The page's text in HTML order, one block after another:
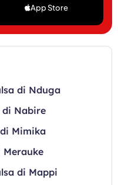
App Store
di Nduga
di Nabire
Mimika
Merauke
di Mappi